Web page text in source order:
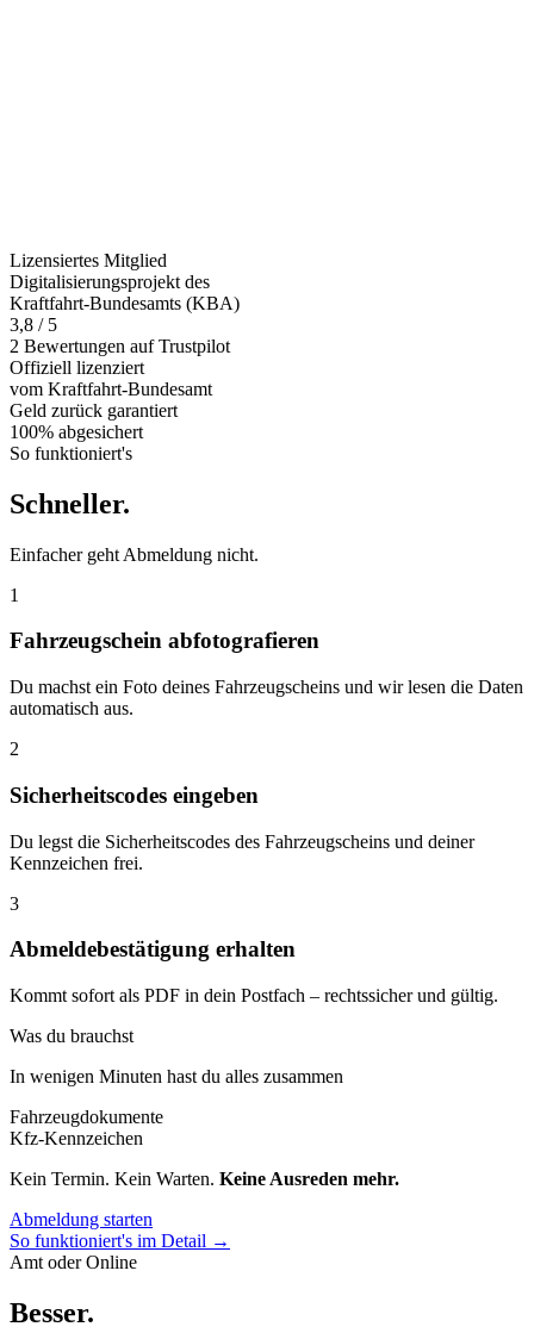
Lizensiertes Mitglied
Digitalisierungsprojekt des
Kraftfahrt-Bundesamts (KBA)
3,8 / 5
2 Bewertungen auf Trustpilot
Offiziell lizenziert
vom Kraftfahrt-Bundesamt
Geld zurück garantiert
100% abgesichert
So funktioniert's
Schneller.
Einfacher geht Abmeldung nicht.
1
Fahrzeugschein abfotografieren
Du machst ein Foto deines Fahrzeugscheins und wir lesen die Daten
automatisch aus.
2
Sicherheitscodes eingeben
Du legst die Sicherheitscodes des Fahrzeugscheins und deiner
Kennzeichen frei.
3
Abmeldebestätigung erhalten
Kommt sofort als PDF in dein Postfach – rechtssicher und gültig.
Was du brauchst
In wenigen Minuten hast du alles zusammen
Fahrzeugdokumente
Kfz-Kennzeichen
Kein Termin. Kein Warten. Keine Ausreden mehr.
Abmeldung starten
So funktioniert's im Detail →
Amt oder Online
Besser.